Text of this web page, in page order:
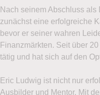
Handelsideen
Ich möchte den
erhalten.
Nach seinem Abschluss
zunächst eine erfolgreiche
bevor er seiner wahren
Finanzmärkten. Seit über
tätig und hat sich auf den
Eric Ludwig ist nicht nur
Ausbilder und Mentor. Mit